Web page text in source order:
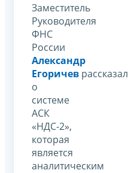
Заместитель
Руководителя
ФНС
России
Александр
Егоричев рассказал
о
системе
АСК
«НДС-2»,
которая
является
аналитическим